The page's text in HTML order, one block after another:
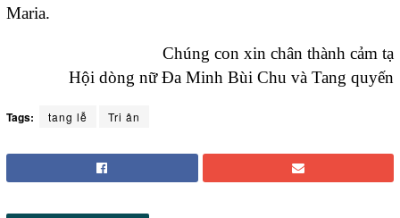
Maria.
Chúng con xin chân thành cảm tạ
Hội dòng nữ Đa Minh Bùi Chu và Tang quyến
Tags: tang lễ Tri ân